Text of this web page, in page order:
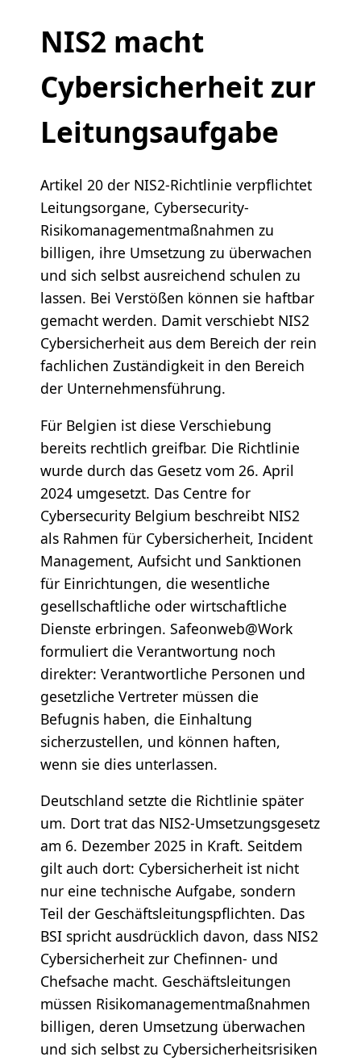
NIS2 macht
Cybersicherheit zur
Leitungsaufgabe
Artikel 20 der NIS2-Richtlinie verpflichtet
Leitungsorgane, Cybersecurity-
Risikomanagementmaßnahmen zu
billigen, ihre Umsetzung zu überwachen
und sich selbst ausreichend schulen zu
lassen. Bei Verstößen können sie haftbar
gemacht werden. Damit verschiebt NIS2
Cybersicherheit aus dem Bereich der rein
fachlichen Zuständigkeit in den Bereich
der Unternehmensführung.
Für Belgien ist diese Verschiebung
bereits rechtlich greifbar. Die Richtlinie
wurde durch das Gesetz vom 26. April
2024 umgesetzt. Das Centre for
Cybersecurity Belgium beschreibt NIS2
als Rahmen für Cybersicherheit, Incident
Management, Aufsicht und Sanktionen
für Einrichtungen, die wesentliche
gesellschaftliche oder wirtschaftliche
Dienste erbringen. Safeonweb@Work
formuliert die Verantwortung noch
direkter: Verantwortliche Personen und
gesetzliche Vertreter müssen die
Befugnis haben, die Einhaltung
sicherzustellen, und können haften,
wenn sie dies unterlassen.
Deutschland setzte die Richtlinie später
um. Dort trat das NIS2-Umsetzungsgesetz
am 6. Dezember 2025 in Kraft. Seitdem
gilt auch dort: Cybersicherheit ist nicht
nur eine technische Aufgabe, sondern
Teil der Geschäftsleitungspflichten. Das
BSI spricht ausdrücklich davon, dass NIS2
Cybersicherheit zur Chefinnen- und
Chefsache macht. Geschäftsleitungen
müssen Risikomanagementmaßnahmen
billigen, deren Umsetzung überwachen
und sich selbst zu Cybersicherheitsrisiken